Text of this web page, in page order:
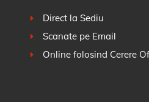
Direct la Sediu
Scanate pe Email
Online folosind Cerere